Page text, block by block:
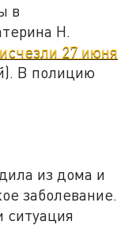
в
Н.
исчезли 27 июня
В полицию
из дома и
заболевание.
ситуация